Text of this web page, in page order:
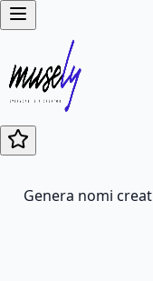
Genera nomi